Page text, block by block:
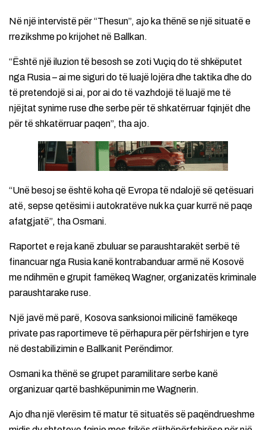
Në një intervistë për “Thesun”, ajo ka thënë se një situatë e
rrezikshme po krijohet në Ballkan.
“Është një iluzion të besosh se zoti Vuçiq do të shkëputet
nga Rusia – ai me siguri do të luajë lojëra dhe taktika dhe do
të pretendojë si ai, por ai do të vazhdojë të luajë me të
njëjtat synime ruse dhe serbe për të shkatërruar fqinjët dhe
për të shkatërruar paqen”, tha ajo.
“Unë besoj se është koha që Evropa të ndalojë së qetësuari
atë, sepse qetësimi i autokratëve nuk ka çuar kurrë në paqe
afatgjatë”, tha Osmani.
Raportet e reja kanë zbuluar se paraushtarakët serbë të
financuar nga Rusia kanë kontrabanduar armë në Kosovë
me ndihmën e grupit famëkeq Wagner, organizatës kriminale
paraushtarake ruse.
Një javë më parë, Kosova sanksionoi milicinë famëkeqe
private pas raportimeve të përhapura për përfshirjen e tyre
në destabilizimin e Ballkanit Perëndimor.
Osmani ka thënë se grupet paramilitare serbe kanë
organizuar qartë bashkëpunimin me Wagnerin.
Ajo dha një vlerësim të matur të situatës së paqëndrueshme